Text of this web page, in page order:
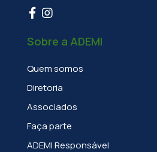
Sobre a ADEMI
Quem somos
Diretoria
Associados
Faça parte
ADEMI Responsável